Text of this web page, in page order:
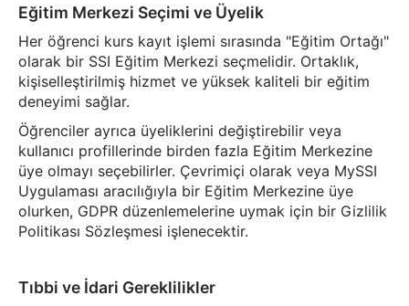
Eğitim Merkezi Seçimi ve Üyelik
Her öğrenci kurs kayıt işlemi sırasında "Eğitim Ortağı"
olarak bir SSI Eğitim Merkezi seçmelidir. Ortaklık,
kişiselleştirilmiş hizmet ve yüksek kaliteli bir eğitim
deneyimi sağlar.
Öğrenciler ayrıca üyeliklerini değiştirebilir veya
kullanıcı profillerinde birden fazla Eğitim Merkezine
üye olmayı seçebilirler. Çevrimiçi olarak veya MySSI
Uygulaması aracılığıyla bir Eğitim Merkezine üye
olurken, GDPR düzenlemelerine uymak için bir Gizlilik
Politikası Sözleşmesi işlenecektir.
Tıbbi ve İdari Gereklilikler